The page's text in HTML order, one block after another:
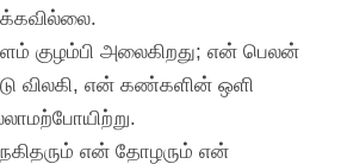
குழம்பி அலைகிறது; என் பெலன்
விலகி, என் கண்களின் ஒளி
என் தோழரும் என்